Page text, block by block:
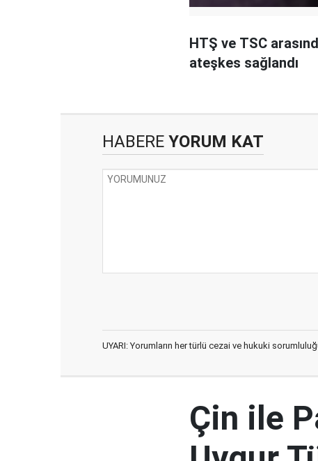
HTŞ ve TSC
ateşkes sağlandı
HABERE YORUM KAT
UYARI: Yorumların her türlü cezai ve hukuki
Çin ile